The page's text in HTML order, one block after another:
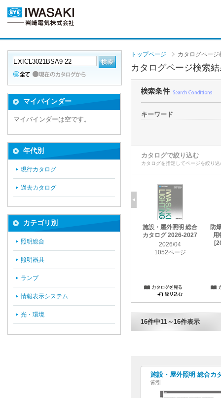
トップページ カタログページ
カタログページ検索
キーワード
カタログで絞り込む
カタログを指定してページを絞り
施設・屋外照明 総合
カタログ 2026-2027
2026/04
1052ページ
防
用
16件中11～16件表示
施設・屋外照明 総合カ
索引
マイバインダー
マイバインダーは空です。
年代別
現行カタログ
過去カタログ
カテゴリ別
照明総合
照明器具
ランプ
情報表示システム
光・環境